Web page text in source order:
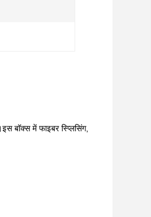
बॉक्स में फाइबर स्प्लिसिंग,